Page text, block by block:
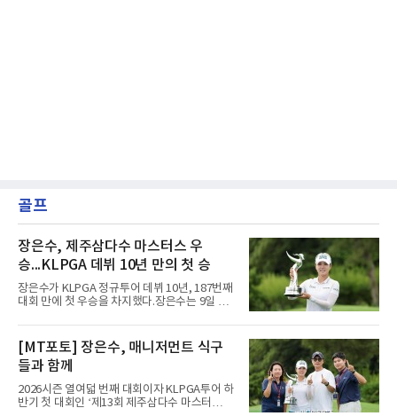
골프
장은수, 제주삼다수 마스터스 우
승...KLPGA 데뷔 10년 만의 첫 승
장은수가 KLPGA 정규투어 데뷔 10년, 187번째
대회 만에 첫 우승을 차지했다.장은수는 9일 제
서 열린 제주삼다수 마스터스(총상금 10억원)
최종 4라운드에서 보기 없이 버디 3개를 잡아 합
계 14언더파 274타를 기록했다. 13언더파 275
타 공동 2위 강채연, 문정민을 1타 차로 제치고
우승 상금 1억8천만원을 받았다.2017년 신인왕
출신인 그는 상비군과 국가대표를 거쳤지만
2020시즌 이후 세 차례 정규투어 출전권을 잃고
[MT포토] 장은수, 매니저먼트 식구
들과 함께
2026시즌 열여덟 번째 대회이자 KLPGA투어 하
반기 첫 대회인 ‘제13회 제주삼다수 마스터